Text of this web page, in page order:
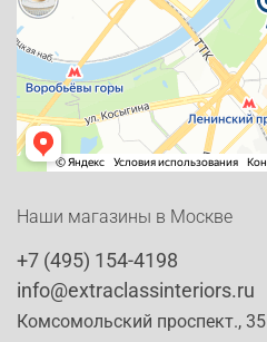
Наши магазины в Москве
+7 (495) 154-4198
info@extraclassinteriors.ru
Комсомольский проспект., 35